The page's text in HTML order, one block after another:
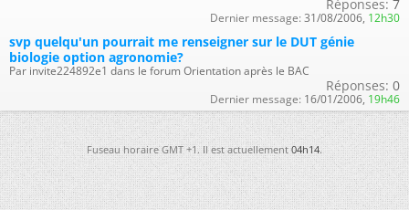
Réponses: 7
Dernier message: 31/08/2006, 12h30
svp quelqu'un pourrait me renseigner sur le DUT génie
biologie option agronomie?
Par invite224892e1 dans le forum Orientation après le BAC
Réponses: 0
Dernier message: 16/01/2006, 19h46
Fuseau horaire GMT +1. Il est actuellement04h14.